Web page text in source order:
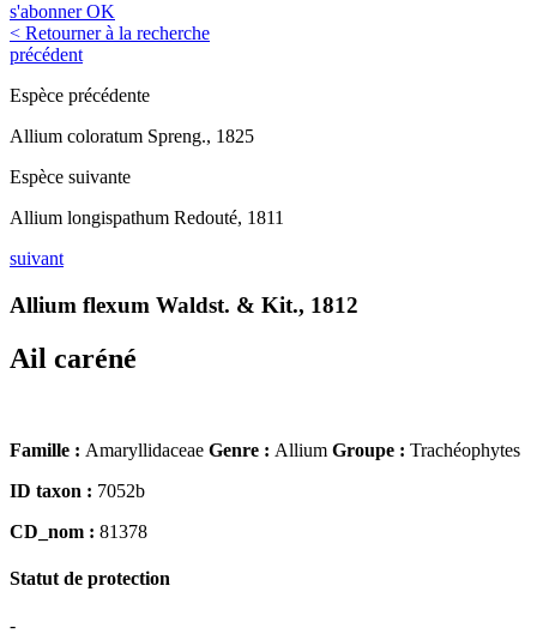
s'abonner OK
< Retourner à la recherche
précédent
Espèce précédente
Allium coloratum Spreng., 1825
Espèce suivante
Allium longispathum Redouté, 1811
suivant
Allium flexum Waldst. & Kit., 1812
Ail caréné
Famille : Amaryllidaceae Genre : Allium Groupe : Trachéophytes
ID taxon : 7052b
CD_nom : 81378
Statut de protection
-